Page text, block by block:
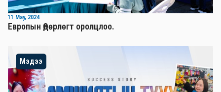
11 May, 2024
Европын Өдөрлөгт оролцлоо.
Мэдээ